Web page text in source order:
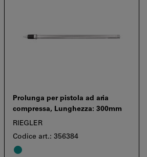
Prolunga per pistola ad aria
compressa, Lunghezza: 300mm
RIEGLER
Codice art.: 356384